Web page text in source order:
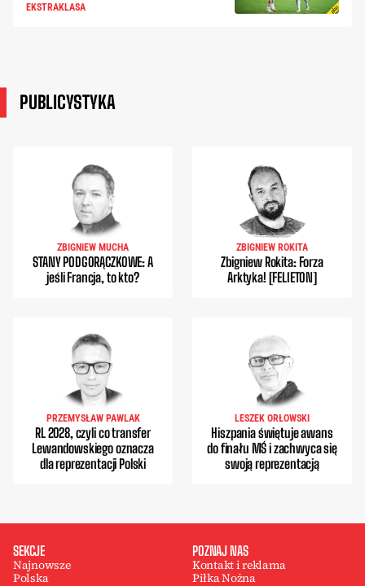
EKSTRAKLASA
PUBLICYSTYKA
ZBIGNIEW MUCHA
STANY PODGORĄCZKOWE: A
jeśli Francja, to kto?
ZBIGNIEW ROKITA
Zbigniew Rokita: Forza
Arktyka! [FELIETON]
PRZEMYSŁAW PAWLAK
RL 2028, czyli co transfer
Lewandowskiego oznacza
dla reprezentacji Polski
LESZEK ORŁOWSKI
Hiszpania świętuje awans
do finału MŚ i zachwyca się
swoją reprezentacją
SEKCJE
Najnowsze
Polska
POZNAJ NAS
Kontakt i reklama
Piłka Nożna